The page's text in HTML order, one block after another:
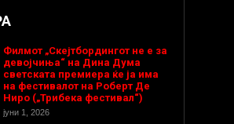
Филмот „Скејтбордингот не е за
девојчиња“ на Дина Дума
светската премиера ќе ја има
на фестивалот на Роберт Де
Ниро („Трибека фестивал“)
јуни 1, 2026